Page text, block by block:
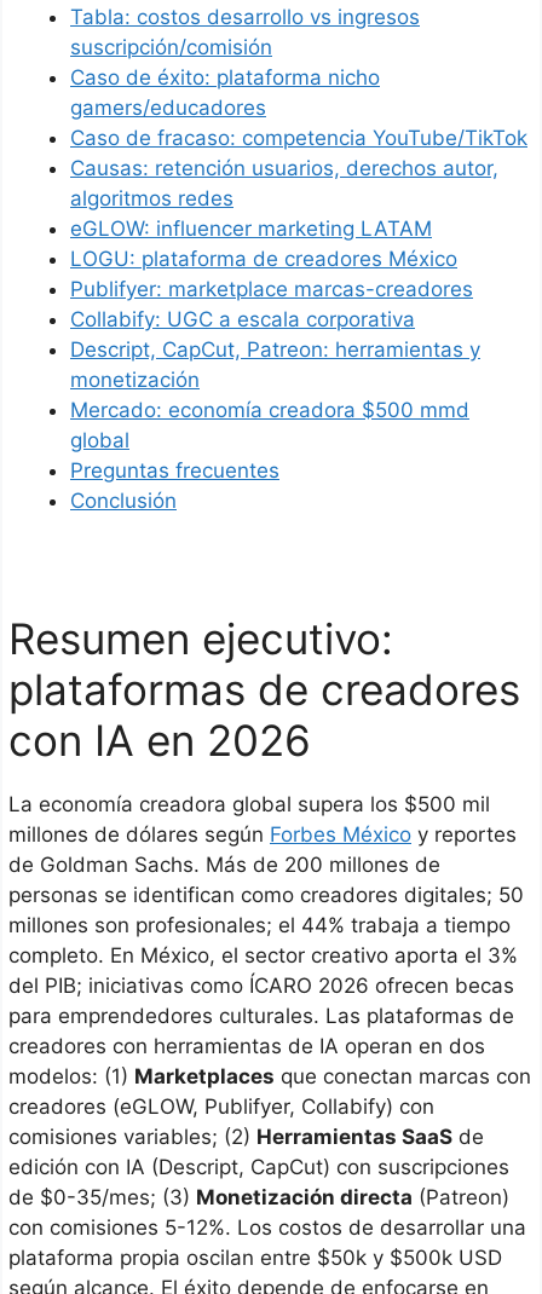
Tabla: costos desarrollo vs ingresos
suscripción/comisión
Caso de éxito: plataforma nicho
gamers/educadores
Caso de fracaso: competencia YouTube/TikTok
Causas: retención usuarios, derechos autor,
algoritmos redes
eGLOW: influencer marketing LATAM
LOGU: plataforma de creadores México
Publifyer: marketplace marcas-creadores
Collabify: UGC a escala corporativa
Descript, CapCut, Patreon: herramientas y
monetización
Mercado: economía creadora $500 mmd
global
Preguntas frecuentes
Conclusión
Resumen ejecutivo:
plataformas de creadores
con IA en 2026
La economía creadora global supera los $500 mil
millones de dólares según Forbes México y reportes
de Goldman Sachs. Más de 200 millones de
personas se identifican como creadores digitales; 50
millones son profesionales; el 44% trabaja a tiempo
completo. En México, el sector creativo aporta el 3%
del PIB; iniciativas como ÍCARO 2026 ofrecen becas
para emprendedores culturales. Las plataformas de
creadores con herramientas de IA operan en dos
modelos: (1) Marketplaces que conectan marcas con
creadores (eGLOW, Publifyer, Collabify) con
comisiones variables; (2) Herramientas SaaS de
edición con IA (Descript, CapCut) con suscripciones
de $0-35/mes; (3) Monetización directa (Patreon)
con comisiones 5-12%. Los costos de desarrollar una
plataforma propia oscilan entre $50k y $500k USD
según alcance. El éxito depende de enfocarse en